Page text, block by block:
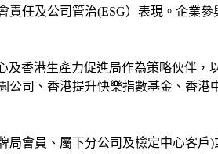
任及公司管治(ESG）表現。企業
及香港生產力促進局作為策略伙伴，
司、香港提升快樂指數基金、香港
會員、屬下分公司及檢定中心客戶)